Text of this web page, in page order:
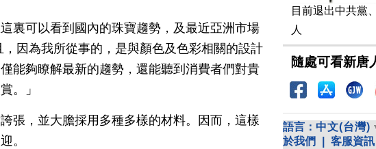
裏可以看到國內的珠寶趨勢，及最近亞洲市場
因為我所從事的，是與顏色及色彩相關的設計
能夠瞭解最新的趨勢，還能聽到消費者們對貴
。」
張，並大膽採用多種多樣的材料。因而，這樣
。
目前退出中共黨
人
隨處可看新唐
語言： 中文(台灣)
於我們
客服資訊